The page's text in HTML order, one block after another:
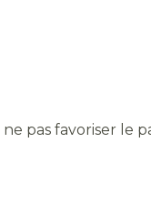
pas favoriser le